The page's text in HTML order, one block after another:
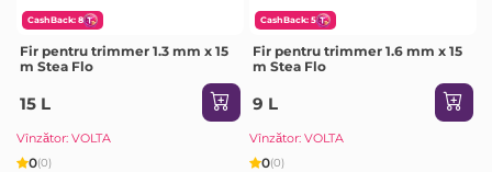
CashBack: 8
Fir pentru trimmer 1.3 mm x 15
m Stea Flo
15 L
Vînzător: VOLTA
0(0)
CashBack: 5
Fir pentru trimmer 1.6 mm x 15
m Stea Flo
9 L
Vînzător: VOLTA
0(0)